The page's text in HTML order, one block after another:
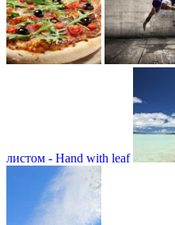
листом - Hand with leaf